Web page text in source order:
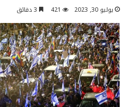
يوليو 30, 2023 421